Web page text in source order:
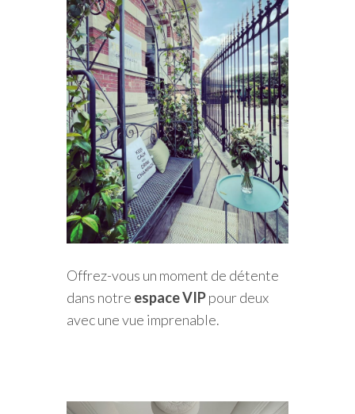
Offrez-vous un moment de détente
dans notre espace VIPpour deux
avec une vue imprenable.